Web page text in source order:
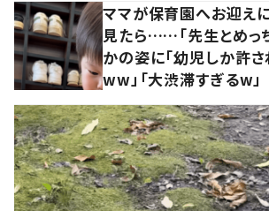
ママが保育園へお迎え
見たら……「先生とめっ
かの姿に「幼児しか許
ww」「大渋滞すぎるw」